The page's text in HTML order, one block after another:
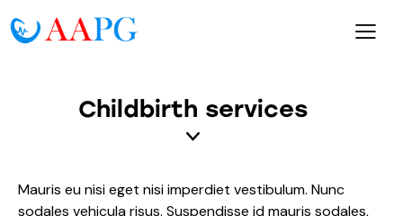
Childbirth services
Mauris eu nisi eget nisi imperdiet vestibulum. Nunc
sodales vehicula risus. Suspendisse id mauris sodales,